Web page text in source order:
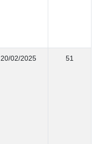
20/02/2025 51